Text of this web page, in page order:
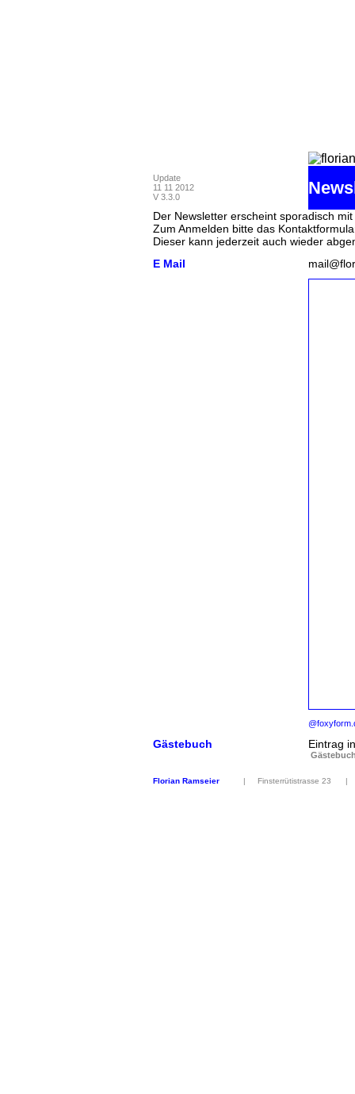
Update
11 11 2012
V 3.3.0
Der Newsletter erscheint sporadisch
Zum Anmelden bitte das
Dieser kann jederzeit auch wieder
E Mail
Gästebuch Eintrag
Florian Ramseier | Finsterrütistrasse 23 | CH